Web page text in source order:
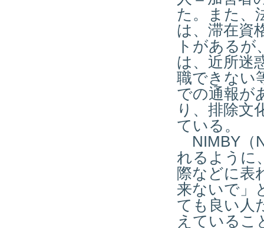
た。また、
は、滞在資
トがあるが
は、近所迷
職できない
での通報が
り、排除文
ている。
NIMBY （
れるように
際などに表
来ないで」
ても良い人
えているこ